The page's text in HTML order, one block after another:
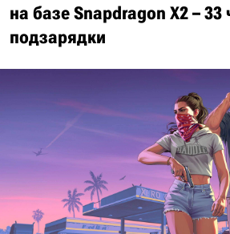
на базе Snapdragon X2 – 33
подзарядки